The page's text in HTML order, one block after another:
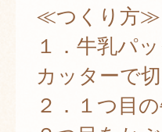
≪つくり方≫
１．牛乳パ
カッターで切
２．１つ目